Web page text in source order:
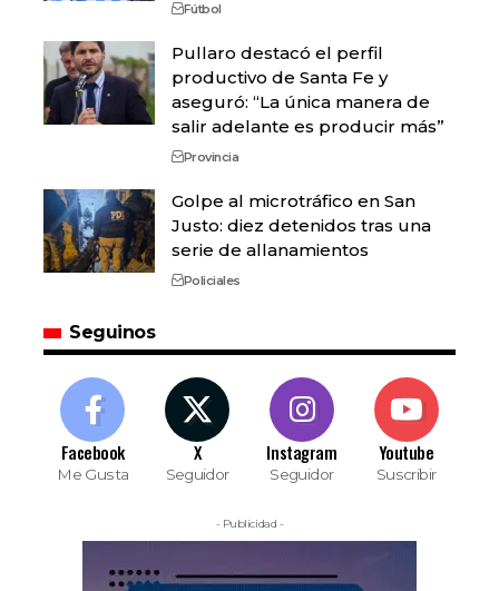
Fútbol
Pullaro destacó el perfil
productivo de Santa Fe y
aseguró: “La única manera de
salir adelante es producir más”
Provincia
Golpe al microtráfico en San
Justo: diez detenidos tras una
serie de allanamientos
Policiales
Seguinos
Facebook
Me Gusta
X
Seguidor
Instagram
Seguidor
Youtube
Suscribir
- Publicidad -